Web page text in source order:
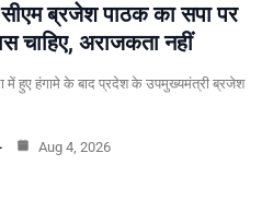
सीएम ब्रजेश पाठक का सपा पर
चाहिए, अराजकता नहीं
में हुए हंगामे के बाद प्रदेश के उपमुख्यमंत्री ब्रजेश
Aug 4, 2026